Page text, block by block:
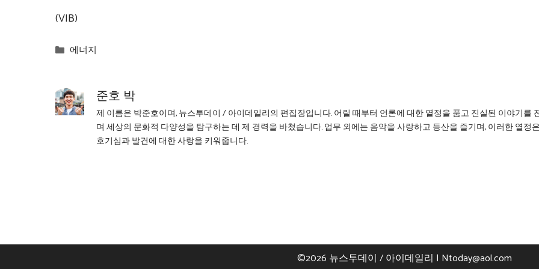
(VIB)
Categories
에너지
준호 박
제 이름은 박준호이며, 뉴스투데이 / 아이데일리의 편집장입니다. 어릴 때부터 언론에 대한 열정을 품고 진실된 이야기를
며 세상의 문화적 다양성을 탐구하는 데 제 경력을 바쳤습니다. 업무 외에는 음악을 사랑하고 등산을 즐기며, 이러한 열정
호기심과 발견에 대한 사랑을 키워줍니다.
©2026 뉴스투데이 / 아이데일리 | Ntoday@aol.com